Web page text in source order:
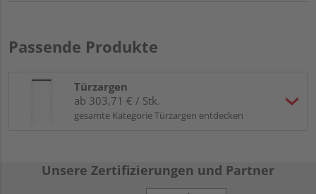
Passende Produkte
Türzargen
ab 303,71 € / Stk.
gesamte Kategorie Türzargen entdecken
Unsere Zertifizierungen und Partner